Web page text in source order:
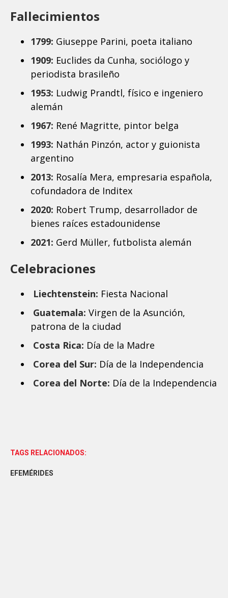
Fallecimientos
1799: Giuseppe Parini, poeta italiano
1909: Euclides da Cunha, sociólogo y
periodista brasileño
1953: Ludwig Prandtl, físico e ingeniero
alemán
1967: René Magritte, pintor belga
1993: Nathán Pinzón, actor y guionista
argentino
2013: Rosalía Mera, empresaria española,
cofundadora de Inditex
2020: Robert Trump, desarrollador de
bienes raíces estadounidense
2021: Gerd Müller, futbolista alemán
Celebraciones
Liechtenstein: Fiesta Nacional
Guatemala: Virgen de la Asunción,
patrona de la ciudad
Costa Rica: Día de la Madre
Corea del Sur: Día de la Independencia
Corea del Norte: Día de la Independencia
TAGS RELACIONADOS:
EFEMÉRIDES